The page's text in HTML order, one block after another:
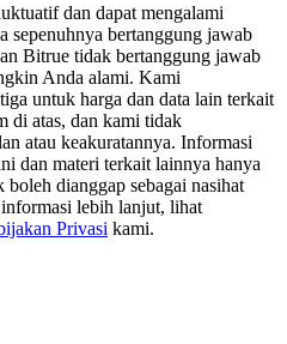
prize pool
USDT
dan dapat mengalami
sepenuhnya bertanggung jawab
Bitrue tidak bertanggung jawab
Anda alami. Kami
untuk harga dan data lain terkait
di atas, dan kami tidak
atau keakuratannya. Informasi
dan materi terkait lainnya hanya
dianggap sebagai nasihat
lebih lanjut, lihat
Privasi kami.